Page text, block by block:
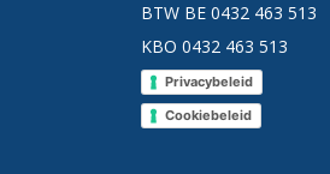
BTW BE 0432 463 513
KBO 0432 463 513
Privacybeleid
Cookiebeleid